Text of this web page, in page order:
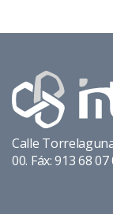
Calle
00. Fáx: 913 68 07